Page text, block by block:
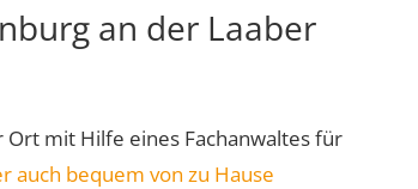
an der Laaber
Ort mit Hilfe eines Fachanwaltes für
auch bequem von zu Hause